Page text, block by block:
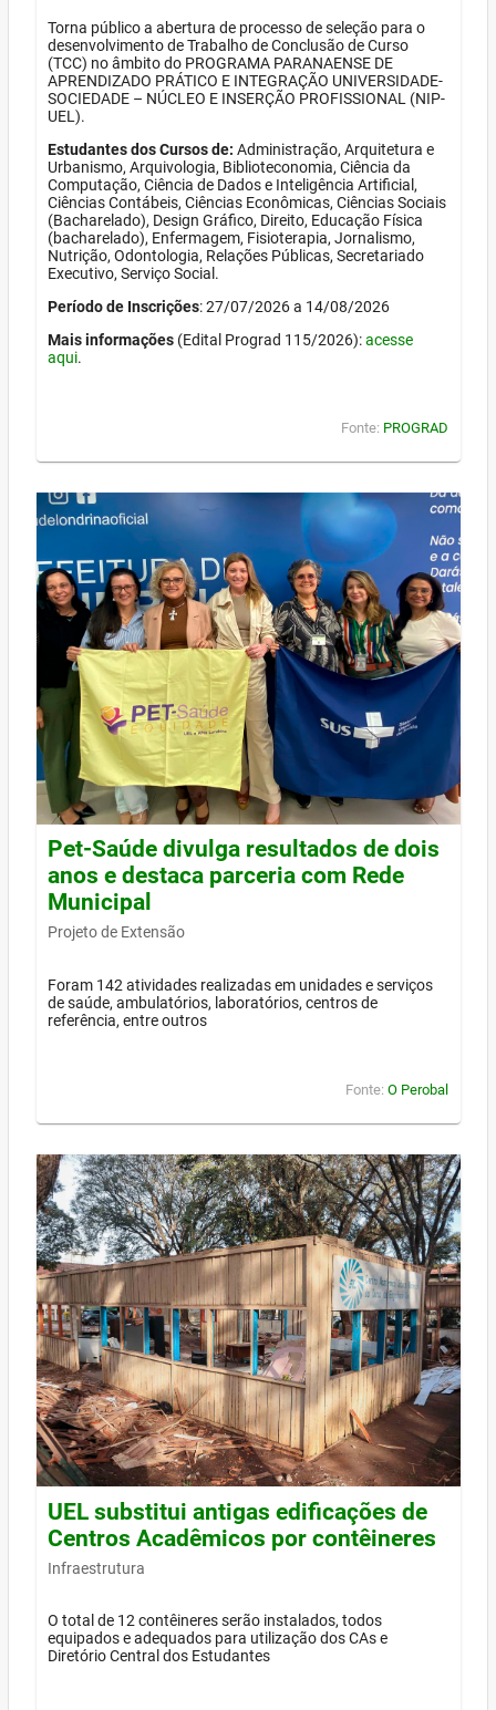
Torna público a abertura de processo de seleção para o
desenvolvimento de Trabalho de Conclusão de Curso
(TCC) no âmbito do PROGRAMA PARANAENSE DE
APRENDIZADO PRÁTICO E INTEGRAÇÃO UNIVERSIDADE-
SOCIEDADE – NÚCLEO E INSERÇÃO PROFISSIONAL (NIP-
UEL).
Estudantes dos Cursos de: Administração, Arquitetura e
Urbanismo, Arquivologia, Biblioteconomia, Ciência da
Computação, Ciência de Dados e Inteligência Artificial,
Ciências Contábeis, Ciências Econômicas, Ciências Sociais
(Bacharelado), Design Gráfico, Direito, Educação Física
(bacharelado), Enfermagem, Fisioterapia, Jornalismo,
Nutrição, Odontologia, Relações Públicas, Secretariado
Executivo, Serviço Social.
Período de Inscrições: 27/07/2026 a 14/08/2026
Mais informações (Edital Prograd 115/2026):acesse
aqui.
Fonte: PROGRAD
Pet-Saúde divulga resultados de dois
anos e destaca parceria com Rede
Municipal
Projeto de Extensão
Foram 142 atividades realizadas em unidades e serviços
de saúde, ambulatórios, laboratórios, centros de
referência, entre outros
Fonte: O Perobal
UEL substitui antigas edificações de
Centros Acadêmicos por contêineres
Infraestrutura
O total de 12 contêineres serão instalados, todos
equipados e adequados para utilização dos CAs e
Diretório Central dos Estudantes